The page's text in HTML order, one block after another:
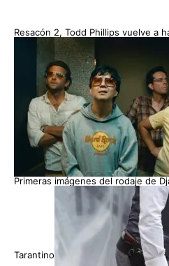
Resacón 2, Todd Phillips vuelve a
Primeras imágenes del rodaje de
Tarantino